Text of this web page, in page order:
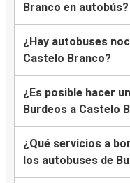
Branco en autobús?
¿Hay autobuses
Castelo Branco?
¿Es posible hacer
Burdeos a Castelo
¿Qué servicios a
los autobuses de